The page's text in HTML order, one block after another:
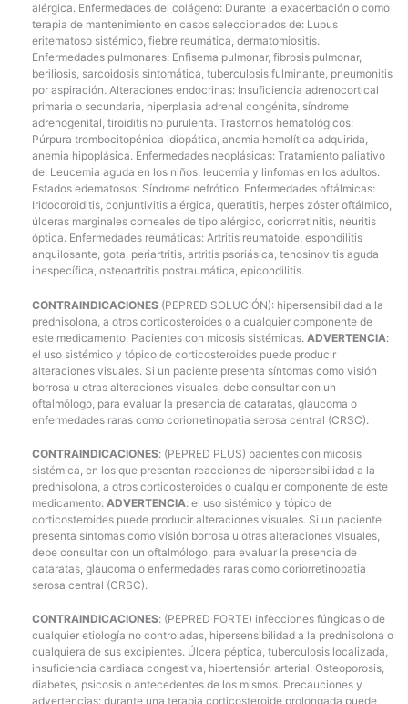
alérgica. Enfermedades del colágeno: Durante la exacerbación o como
terapia de mantenimiento en casos seleccionados de: Lupus
eritematoso sistémico, fiebre reumática, dermatomiositis.
Enfermedades pulmonares: Enfisema pulmonar, fibrosis pulmonar,
beriliosis, sarcoidosis sintomática, tuberculosis fulminante, pneumonitis
por aspiración. Alteraciones endocrinas: Insuficiencia adrenocortical
primaria o secundaria, hiperplasia adrenal congénita, síndrome
adrenogenital, tiroiditis no purulenta. Trastornos hematológicos:
Púrpura trombocitopénica idiopática, anemia hemolítica adquirida,
anemia hipoplásica. Enfermedades neoplásicas: Tratamiento paliativo
de: Leucemia aguda en los niños, leucemia y linfomas en los adultos.
Estados edematosos: Síndrome nefrótico. Enfermedades oftálmicas:
Iridocoroiditis, conjuntivitis alérgica, queratitis, herpes zóster oftálmico,
úlceras marginales corneales de tipo alérgico, coriorretinitis, neuritis
óptica. Enfermedades reumáticas: Artritis reumatoide, espondilitis
anquilosante, gota, periartritis, artritis psoriásica, tenosinovitis aguda
inespecífica, osteoartritis postraumática, epicondilitis.
CONTRAINDICACIONES (PEPRED SOLUCIÓN): hipersensibilidad a la
prednisolona, a otros corticosteroides o a cualquier componente de
este medicamento. Pacientes con micosis sistémicas. ADVERTENCIA:
el uso sistémico y tópico de corticosteroides puede producir
alteraciones visuales. Si un paciente presenta síntomas como visión
borrosa u otras alteraciones visuales, debe consultar con un
oftalmólogo, para evaluar la presencia de cataratas, glaucoma o
enfermedades raras como coriorretinopatia serosa central (CRSC).
CONTRAINDICACIONES: (PEPRED PLUS) pacientes con micosis
sistémica, en los que presentan reacciones de hipersensibilidad a la
prednisolona, a otros corticosteroides o cualquier componente de este
medicamento. ADVERTENCIA: el uso sistémico y tópico de
corticosteroides puede producir alteraciones visuales. Si un paciente
presenta síntomas como visión borrosa u otras alteraciones visuales,
debe consultar con un oftalmólogo, para evaluar la presencia de
cataratas, glaucoma o enfermedades raras como coriorretinopatia
serosa central (CRSC).
CONTRAINDICACIONES: (PEPRED FORTE) infecciones fúngicas o de
cualquier etiología no controladas, hipersensibilidad a la prednisolona o
cualquiera de sus excipientes. Úlcera péptica, tuberculosis localizada,
insuficiencia cardiaca congestiva, hipertensión arterial. Osteoporosis,
diabetes, psicosis o antecedentes de los mismos. Precauciones y
advertencias: durante una terapia corticosteroide prolongada puede